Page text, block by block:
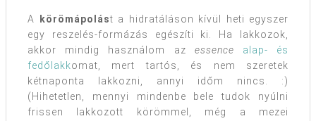
A körömápolást a hidratáláson kívül heti egyszer
egy reszelés-formázás egészíti ki. Ha lakkozok,
akkor mindig használom az essence
alap- és
fedőlakkomat, mert tartós, és nem szeretek
kétnaponta lakkozni, annyi időm nincs. :)
(Hihetetlen, mennyi mindenbe bele tudok nyúlni
frissen lakkozott körömmel, még a mezei